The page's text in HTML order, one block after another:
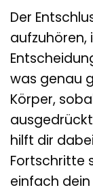
Der
aufzuhören,
was genau
Körper,
hilft dir
Fortschritte
einfach